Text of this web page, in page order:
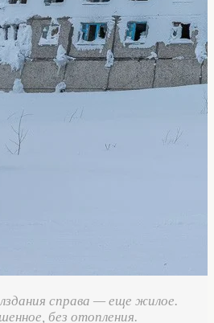
справа — еще жилое.
без отопления.